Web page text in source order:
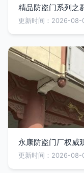
精品防盗门系列之
更新时间：2026-
永康防盗门厂权威
更新时间：2026-